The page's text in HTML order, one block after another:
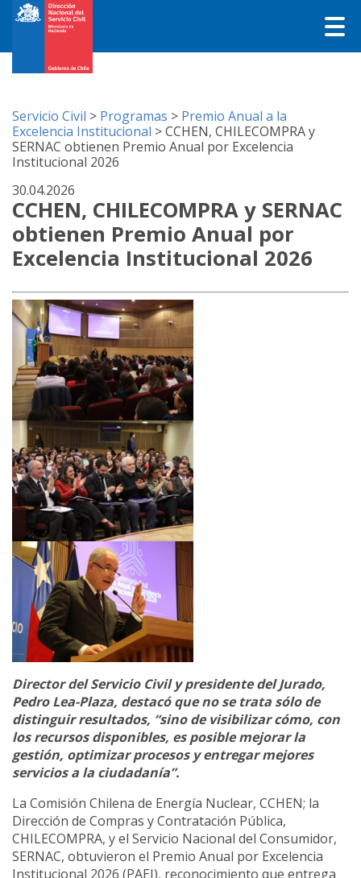
Servicio Civil > Programas > Premio Anual a la
Excelencia Institucional >CCHEN, CHILECOMPRA y
SERNAC obtienen Premio Anual por Excelencia
Institucional 2026
30.04.2026
CCHEN, CHILECOMPRA y SERNAC
obtienen Premio Anual por
Excelencia Institucional 2026
Director del Servicio Civil y presidente del Jurado,
Pedro Lea-Plaza, destacó que no se trata sólo de
distinguir resultados, “sino de visibilizar cómo, con
los recursos disponibles, es posible mejorar la
gestión, optimizar procesos y entregar mejores
servicios a la ciudadanía”.
La Comisión Chilena de Energía Nuclear, CCHEN; la
Dirección de Compras y Contratación Pública,
CHILECOMPRA, y el Servicio Nacional del Consumidor,
SERNAC, obtuvieron el Premio Anual por Excelencia
Institucional 2026 (PAEI), reconocimiento que entrega